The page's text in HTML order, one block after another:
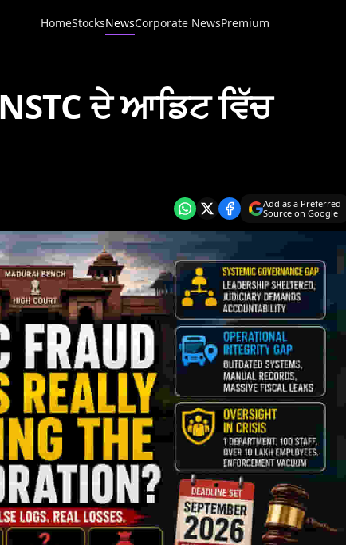
HomeStocksNewsCorporate NewsPremium
ਦੇ ਆਡਿਟ ਵਿੱਚ
Add as a Preferred
Source on Google